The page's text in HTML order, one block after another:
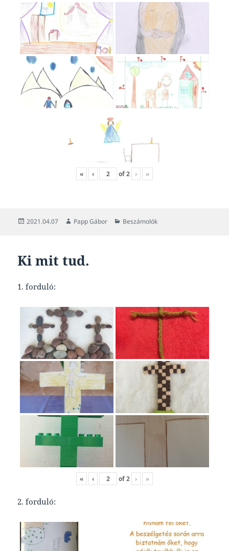
« ‹ of2 › »
Közzétéve
2021.04.07 Szerző
Papp Gábor Kategória
Beszámolók
Ki mit tud.
1. forduló:
« ‹ of2 › »
2. forduló: